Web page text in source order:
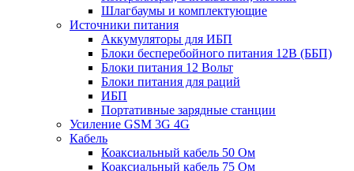
Шлагбаумы и комплектующие
Источники питания
Аккумуляторы для ИБП
Блоки бесперебойного питания 12В (ББП)
Блоки питания 12 Вольт
Блоки питания для раций
ИБП
Портативные зарядные станции
Усиление GSM 3G 4G
Кабель
Коаксиальный кабель 50 Ом
Коаксиальный кабель 75 Ом